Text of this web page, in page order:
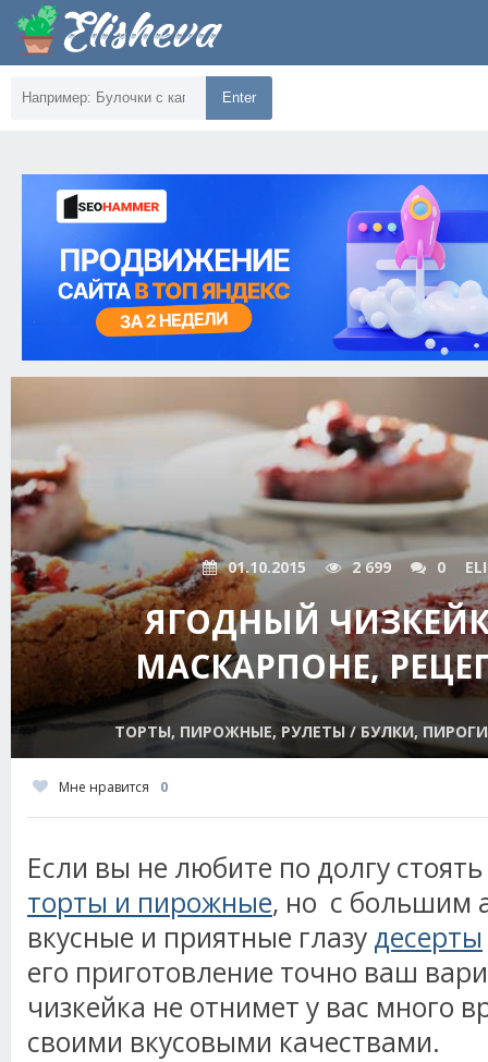
Enter
01.10.2015 2 699 0
ЯГОДНЫЙ
МАСКАРПОНЕ,
ТОРТЫ, ПИРОЖНЫЕ, РУЛЕТЫ / БУЛКИ,
Мне нравится 0
Если вы не любите по долгу
торты и пирожные, но с большим
вкусные и приятные глазу десерты
его приготовление точно ваш
чизкейка не отнимет у вас много
своими вкусовыми качествами.